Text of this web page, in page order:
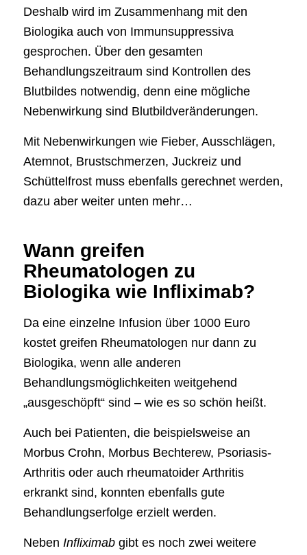
Deshalb wird im Zusammenhang mit den
Biologika auch von Immunsuppressiva
gesprochen. Über den gesamten
Behandlungszeitraum sind Kontrollen des
Blutbildes notwendig, denn eine mögliche
Nebenwirkung sind Blutbildveränderungen.
Mit Nebenwirkungen wie Fieber, Ausschlägen,
Atemnot, Brustschmerzen, Juckreiz und
Schüttelfrost muss ebenfalls gerechnet werden,
dazu aber weiter unten mehr…
Wann greifen
Rheumatologen zu
Biologika wie Infliximab?
Da eine einzelne Infusion über 1000 Euro
kostet greifen Rheumatologen nur dann zu
Biologika, wenn alle anderen
Behandlungsmöglichkeiten weitgehend
„ausgeschöpft“ sind – wie es so schön heißt.
Auch bei Patienten, die beispielsweise an
Morbus Crohn, Morbus Bechterew, Psoriasis-
Arthritis oder auch rheumatoider Arthritis
erkrankt sind, konnten ebenfalls gute
Behandlungserfolge erzielt werden.
Neben Infliximabgibt es noch zwei weitere